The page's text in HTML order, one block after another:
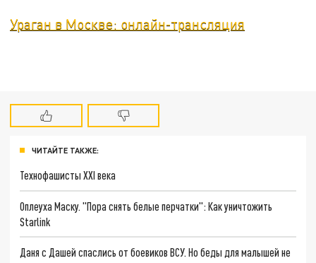
Ураган в Москве: онлайн-трансляция
ЧИТАЙТЕ ТАКЖЕ:
Технофашисты XXI века
Оплеуха Маску. "Пора снять белые перчатки": Как уничтожить
Starlink
Даня с Дашей спаслись от боевиков ВСУ. Но беды для малышей не